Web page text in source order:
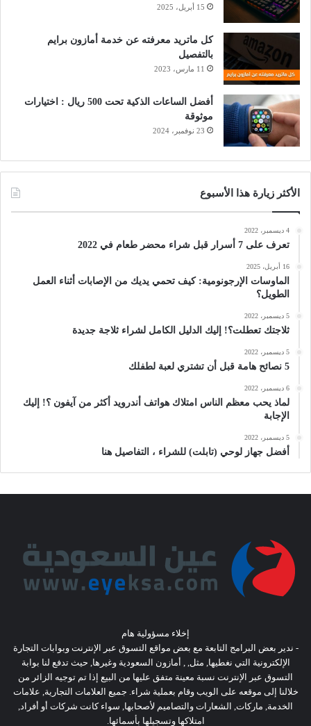
15 أبريل، 2025
كل ماتريد معرفته عن خدمة أمازون برايم
بالتفصيل
11 مارس، 2023
أفضل الساعات الذكية تحت 500 ريال : اختيارات
موثوقة
23 نوفمبر، 2024
الأكثر زيارة هذا الأسبوع
4 ديسمبر، 2022
تعرف على 7 أسرار قبل شراء محضر طعام في 2022
16 أبريل، 2025
الماوسات الإرجونومية: كيف تحمي يديك من الإصابات أثناء العمل
الطويل؟
5 ديسمبر، 2022
ثلاجتك تعطلت؟! إليك الدليل الكامل لشراء ثلاجة جديدة
5 ديسمبر، 2022
5 نصائح هامة قبل أن تشتري لعبة لطفلك
6 ديسمبر، 2022
لماذ يحب معظم الناس امتلاك هواتف أندرويد أكثر من آيفون ؟! إليك
الإجابة
5 ديسمبر، 2022
أفضل جهاز لوحي (تابلت) للشراء ، التفاصيل هنا
إخلاء مسؤولية هام
- ندير بعض البرامج التابعة مع بعض مواقع التسوق عبر الإنترنت وبوابات التجارة
الإلكترونية التي نغطيها, مثل, , أمازون السعودية وغيرها, حيث تدفع لنا بوابة
التسوق عبر الإنترنت نسبة معينة متفق عليها من البيع إذا تم توجيه الزائر من
خلالنا إلى موقعه على الويب وقام بعملية شراء. جميع العلامات التجارية, علامات
الخدمة, ماركات, الشعارات والتصاميم لأصحابها, سواء كانت شركات أو أفراد,
امتلاكها وتسجيلها بأسمائها.